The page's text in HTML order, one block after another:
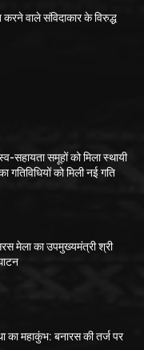
करने वाले संविदाकार के विरुद्ध
सहायता समूहों को मिला स्थायी
को मिली नई गति
मेला का उपमुख्यमंत्री श्री
का महाकुंभ: बनारस की तर्ज पर